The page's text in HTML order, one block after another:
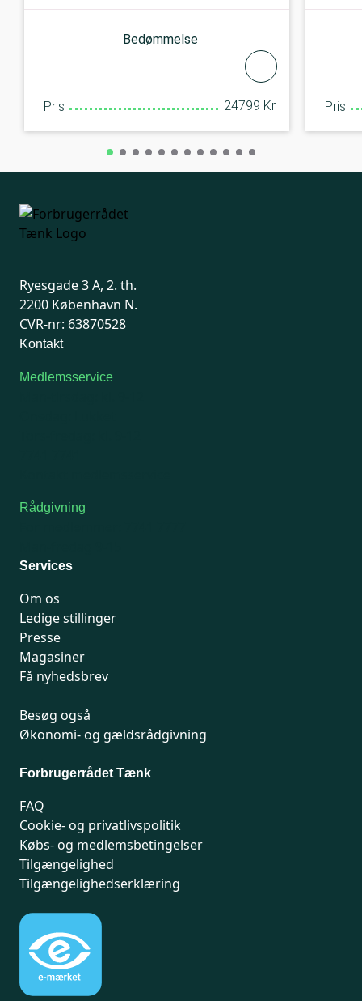
Bedømmelse
Pris 24799 Kr. Pris
Ryesgade 3 A, 2. th.
2200 København N.
CVR-nr: 63870528
Kontakt
Medlemsservice
Rådgivning
Services
Om os
Ledige stillinger
Presse
Magasiner
Få nyhedsbrev
Besøg også
Økonomi- og gældsrådgivning
Forbrugerrådet Tænk
FAQ
Cookie- og privatlivspolitik
Købs- og medlemsbetingelser
Tilgængelighed
Tilgængelighedserklæring